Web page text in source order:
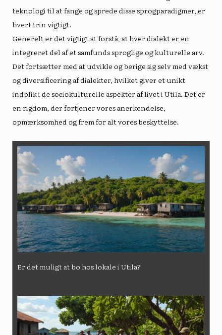
teknologi til at fange og sprede disse sprogparadigmer, er
hvert trin vigtigt.
Generelt er det vigtigt at forstå, at hver dialekt er en
integreret del af et samfunds sproglige og kulturelle arv.
Det fortsætter med at udvikle og berige sig selv med vækst
og diversificering af dialekter, hvilket giver et unikt
indblik i de sociokulturelle aspekter af livet i Utila. Det er
en rigdom, der fortjener vores anerkendelse,
opmærksomhed og frem for alt vores beskyttelse.
Er det muligt at bo hos lokale i Utila?